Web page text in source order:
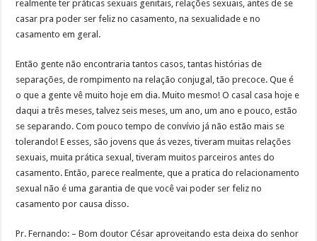
realmente ter práticas sexuais genitais, relações sexuais, antes de se
casar pra poder ser feliz no casamento, na sexualidade e no
casamento em geral.
Então gente não encontraria tantos casos, tantas histórias de
separações, de rompimento na relação conjugal, tão precoce. Que é
o que a gente vê muito hoje em dia. Muito mesmo! O casal casa hoje e
daqui a três meses, talvez seis meses, um ano, um ano e pouco, estão
se separando. Com pouco tempo de convívio já não estão mais se
tolerando! E esses, são jovens que ás vezes, tiveram muitas relações
sexuais, muita prática sexual, tiveram muitos parceiros antes do
casamento. Então, parece realmente, que a pratica do relacionamento
sexual não é uma garantia de que você vai poder ser feliz no
casamento por causa disso.
Pr. Fernando: – Bom doutor César aproveitando esta deixa do senhor